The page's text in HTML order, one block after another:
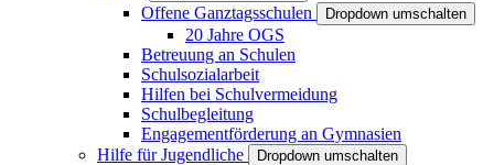
Offene Ganztagsschulen Dropdown umschalten
20 Jahre OGS
Betreuung an Schulen
Schulsozialarbeit
Hilfen bei Schulvermeidung
Schulbegleitung
Engagementförderung an Gymnasien
Hilfe für Jugendliche
Dropdown umschalten